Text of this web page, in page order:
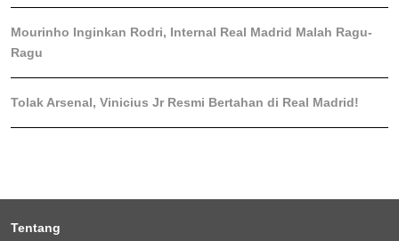
Mourinho Inginkan Rodri, Internal Real Madrid Malah Ragu-
Ragu
Tolak Arsenal, Vinicius Jr Resmi Bertahan di Real Madrid!
Tentang